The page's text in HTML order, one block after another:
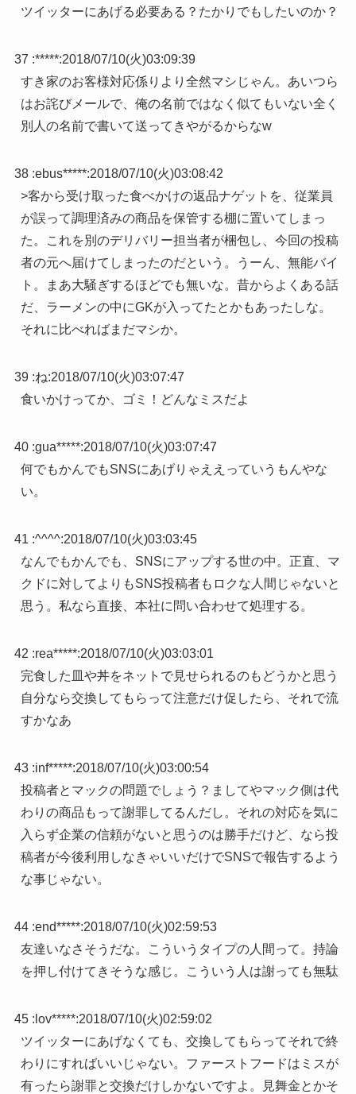
ツイッターにあげる必要ある？たかりでもしたいのか？
37 :*****:2018/07/10(火)03:09:39
すき家のお客様対応係りより全然マシじゃん。あいつら
はお詫びメールで、俺の名前ではなく似てもいない全く
別人の名前で書いて送ってきやがるからなw
38 :ebus*****:2018/07/10(火)03:08:42
>客から受け取った食べかけの返品ナゲットを、従業員
が誤って調理済みの商品を保管する棚に置いてしまっ
た。これを別のデリバリー担当者が梱包し、今回の投稿
者の元へ届けてしまったのだという。うーん、無能バイ
ト。まあ大騒ぎするほどでも無いな。昔からよくある話
だ、ラーメンの中にGKが入ってたとかもあったしな。
それに比べればまだマシか。
39 :ね:2018/07/10(火)03:07:47
食いかけってか、ゴミ！どんなミスだよ
40 :gua*****:2018/07/10(火)03:07:47
何でもかんでもSNSにあげりゃええっていうもんやな
い。
41 :^^^^:2018/07/10(火)03:03:45
なんでもかんでも、SNSにアップする世の中。正直、マ
クドに対してよりもSNS投稿者もロクな人間じゃないと
思う。私なら直接、本社に問い合わせて処理する。
42 :rea*****:2018/07/10(火)03:03:01
完食した皿や丼をネットで見せられるのもどうかと思う
自分なら交換してもらって注意だけ促したら、それで流
すかなあ
43 :inf*****:2018/07/10(火)03:00:54
投稿者とマックの問題でしょう？ましてやマック側は代
わりの商品もって謝罪してるんだし。それの対応を気に
入らず企業の信頼がないと思うのは勝手だけど、なら投
稿者が今後利用しなきゃいいだけでSNSで報告するよう
な事じゃない。
44 :end*****:2018/07/10(火)02:59:53
友達いなさそうだな。こういうタイプの人間って。持論
を押し付けてきそうな感じ。こういう人は謝っても無駄
45 : lov*****:2018/07/10(火)02:59:02
ツイッターにあげなくても、交換してもらってそれで終
わりにすればいいじゃない。ファーストフードはミスが
有ったら謝罪と交換だけしかないですよ。見舞金とかそ